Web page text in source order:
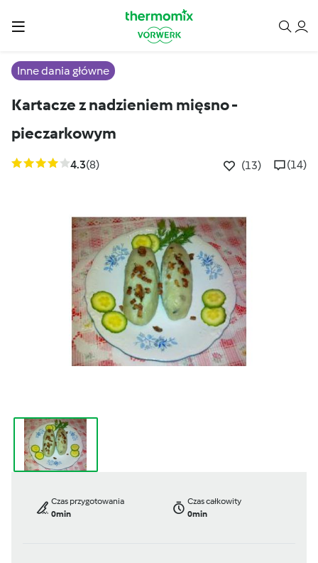
Inne dania główne
Kartacze z nadzieniem mięsno -
pieczarkowym
4.3(8) (13) (14)
Czas przygotowania
0min
Czas całkowity
0min